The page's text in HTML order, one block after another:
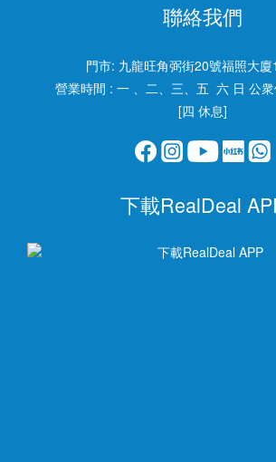
聯絡我們
門市: 九龍旺角弼街20號福照大廈
營業時間 : 一 、二、三、五 六 日 公
[四 休息]
下載RealDeal